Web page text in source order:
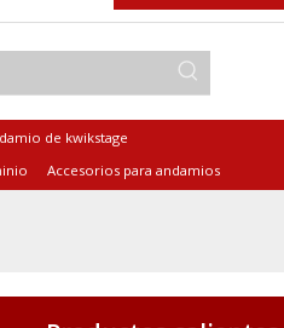
de kwikstage
Accesorios para andamios